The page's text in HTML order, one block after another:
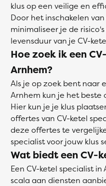
klus op een veilige en
Door het inschakelen
minimaliseer je de
levensduur van je CV-
Hoe zoek ik een
Arnhem?
Als je op zoek bent naar
Arnhem kun je het beste
Hier kun je je klus
offertes van CV-ketel
deze offertes te
specialist voor jouw klus
Wat biedt een CV-
Een CV-ketel specialist
scala aan diensten